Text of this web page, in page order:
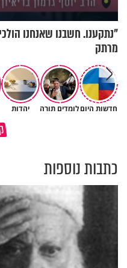
"נתקענו. חשבנו שאנחנו
מרתק
חדשות היוםלומדים תורה יהדות
מאילו אנשים כדאי לך
כתבות נוספות